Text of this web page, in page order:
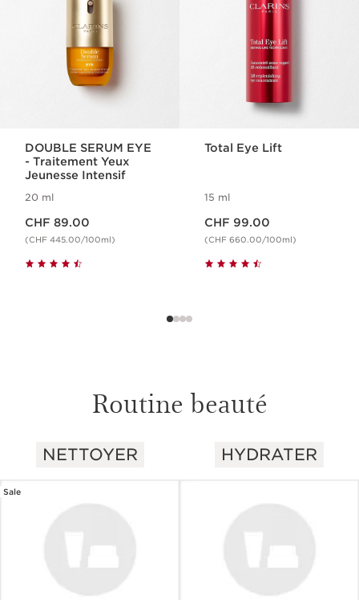
DOUBLE SERUM EYE
- Traitement Yeux
Jeunesse Intensif
20 ml
CHF 89.00
(CHF 445.00/100ml)
Total Eye Lift
15 ml
CHF 99.00
(CHF 660.00/100ml)
Routine beauté
ALLER AU CONTENU
NETTOYER
Sale
HYDRATER